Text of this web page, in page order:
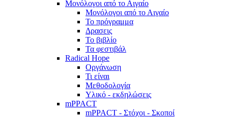
Μονόλογοι από το Αιγαίο
Μονόλογοι από το Αιγαίο
Το πρόγραμμα
Δρασεις
Το βιβλίο
Τα φεστιβάλ
Radical Hope
Οργάνωση
Τι είναι
Μεθοδολογία
Υλικό - εκδηλώσεις
mPPACT
mPPACT - Στόχοι - Σκοποί